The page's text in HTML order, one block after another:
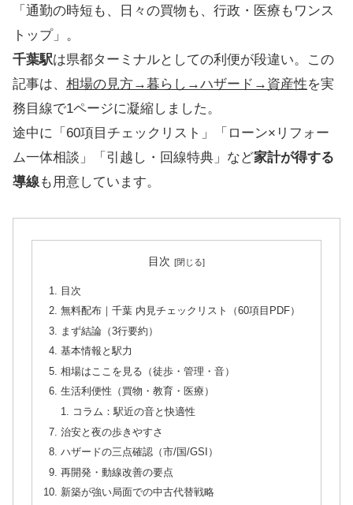
「通勤の時短も、日々の買物も、行政・医療もワンス
トップ」。
千葉駅は県都ターミナルとしての利便が段違い。この
記事は、 相場の見方→暮らし→ハザード→資産性を実
務目線で1ページに凝縮しました。
途中に「60項目チェックリスト」「ローン×リフォー
ム一体相談」「引越し・回線特典」など家計が得する
導線も用意しています。
目次
目次
無料配布｜千葉 内見チェックリスト（60項目PDF）
まず結論（3行要約）
基本情報と駅力
相場はここを見る（徒歩・管理・音）
生活利便性（買物・教育・医療）
コラム：駅近の音と快適性
治安と夜の歩きやすさ
ハザードの三点確認（市/国/GSI）
再開発・動線改善の要点
新築が強い局面での中古代替戦略